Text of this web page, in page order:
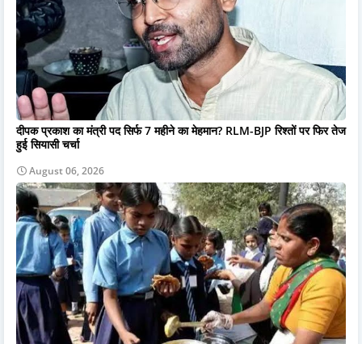
दीपक प्रकाश का मंत्री पद सिर्फ 7 महीने का मेहमान? RLM-BJP रिश्तों पर फिर तेज
हुई सियासी चर्चा
August 06, 2026